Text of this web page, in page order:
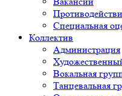
Специальная
Коллектив
Администрация
Вокальная
Танцевальная